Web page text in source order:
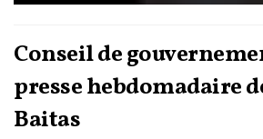
Conseil de
presse hebdomadaire
Baitas